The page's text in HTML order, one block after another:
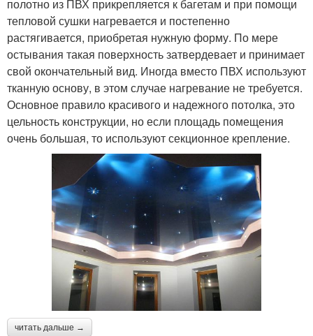
полотно из ПВХ прикрепляется к багетам и при помощи
тепловой сушки нагревается и постепенно
растягивается, приобретая нужную форму. По мере
остывания такая поверхность затвердевает и принимает
свой окончательный вид. Иногда вместо ПВХ используют
тканную основу, в этом случае нагревание не требуется.
Основное правило красивого и надежного потолка, это
цельность конструкции, но если площадь помещения
очень большая, то используют секционное крепление.
читать дальше →